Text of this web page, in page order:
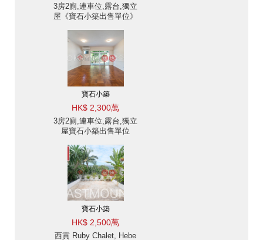
3房2廁,連車位,露台,獨立
屋《寶石小築出售單位》
寶石小築
HK$ 2,300萬
3房2廁,連車位,露台,獨立
屋寶石小築出售單位
寶石小築
HK$ 2,500萬
西貢 Ruby Chalet, Hebe